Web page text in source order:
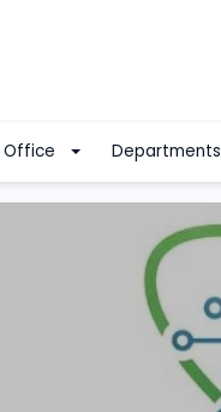
Office Departments